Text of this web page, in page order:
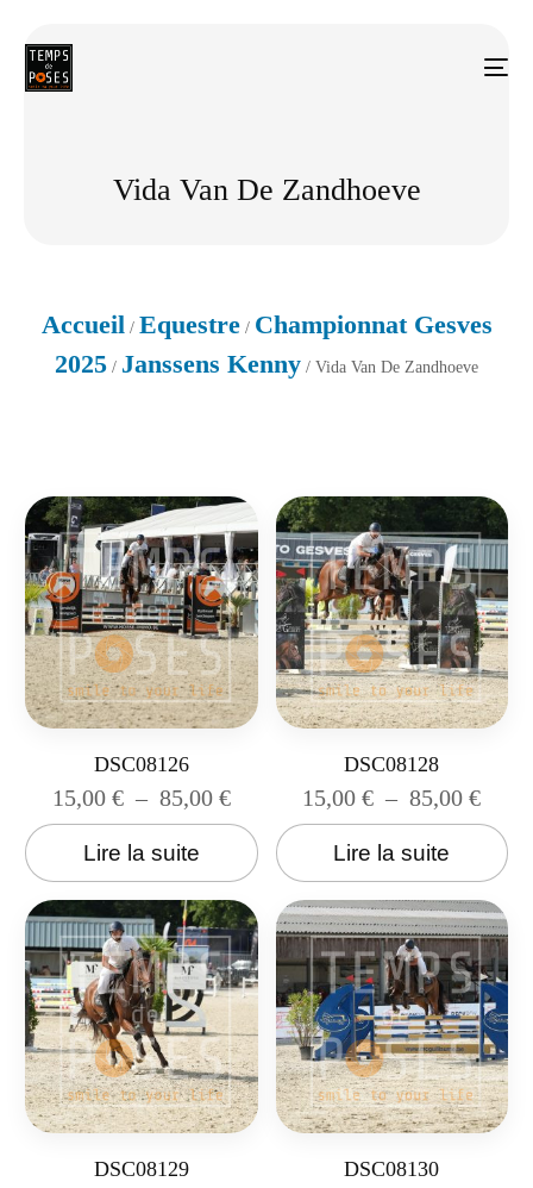
Vida Van De Zandhoeve
Accueil / Equestre/ Championnat Gesves
2025 / Janssens Kenny / Vida Van De Zandhoeve
DSC08126
15,00 € – 85,00 €
Lire la suite
DSC08128
15,00€ – 85,00€
Lire la suite
DSC08129 DSC08130